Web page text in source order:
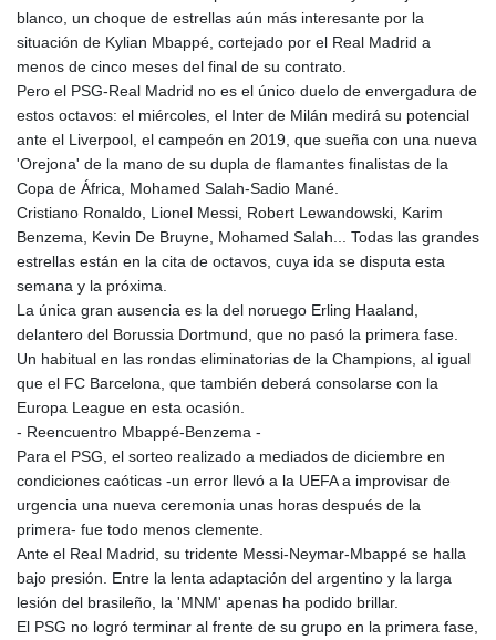
FKP 0.740916
GBP 0.741235
GGP 0.740916
GHS 11.700039
GIP 0.740916
GMD 73.503851
8756.649224
GTQ 7.607144
GYD 208.588851
HNL 26.723176
HRK 6.518804
HTG 130.363707
HUF 314.060388
IMP 0.740916
INR 95.210504
IQD
IRR
1375550.000352
ISK 123.340386
JEP 0.740916
blanco, un choque de estrellas aún más interesante por la
situación de Kylian Mbappé, cortejado por el Real Madrid a
menos de cinco meses del final de su contrato.
Pero el PSG-Real Madrid no es el único duelo de envergadura de
estos octavos: el miércoles, el Inter de Milán medirá su potencial
ante el Liverpool, el campeón en 2019, que sueña con una nueva
'Orejona' de la mano de su dupla de flamantes finalistas de la
Copa de África, Mohamed Salah-Sadio Mané.
Cristiano Ronaldo, Lionel Messi, Robert Lewandowski, Karim
Benzema, Kevin De Bruyne, Mohamed Salah... Todas las grandes
estrellas están en la cita de octavos, cuya ida se disputa esta
semana y la próxima.
La única gran ausencia es la del noruego Erling Haaland,
delantero del Borussia Dortmund, que no pasó la primera fase.
Un habitual en las rondas eliminatorias de la Champions, al igual
que el FC Barcelona, que también deberá consolarse con la
Europa League en esta ocasión.
- Reencuentro Mbappé-Benzema -
Para el PSG, el sorteo realizado a mediados de diciembre en
condiciones caóticas -un error llevó a la UEFA a improvisar de
urgencia una nueva ceremonia unas horas después de la
primera- fue todo menos clemente.
Ante el Real Madrid, su tridente Messi-Neymar-Mbappé se halla
bajo presión. Entre la lenta adaptación del argentino y la larga
lesión del brasileño, la 'MNM' apenas ha podido brillar.
El PSG no logró terminar al frente de su grupo en la primera fase,